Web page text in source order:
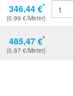
346,44 €*
(0,99 €/Meter)
485,47 €*
(0,97 €/Meter)